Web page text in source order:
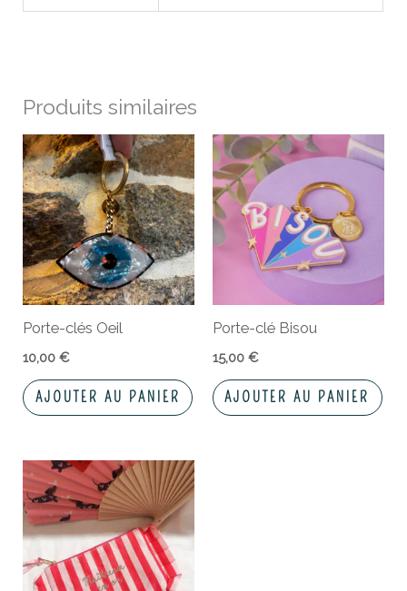
Produits similaires
Porte-clés Oeil
10,00€
AJOUTER AU PANIER
Porte-clé Bisou
15,00 €
AJOUTER AU PANIER